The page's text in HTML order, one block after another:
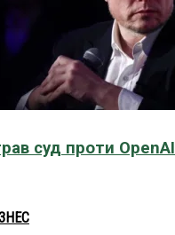
суд проти OpenAI